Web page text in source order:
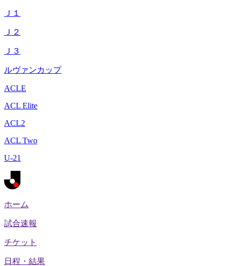
Ｊ１
Ｊ２
Ｊ３
ルヴァンカップ
ACLE
ACL Elite
ACL2
ACL Two
U-21
ホーム
試合速報
チケット
日程・結果